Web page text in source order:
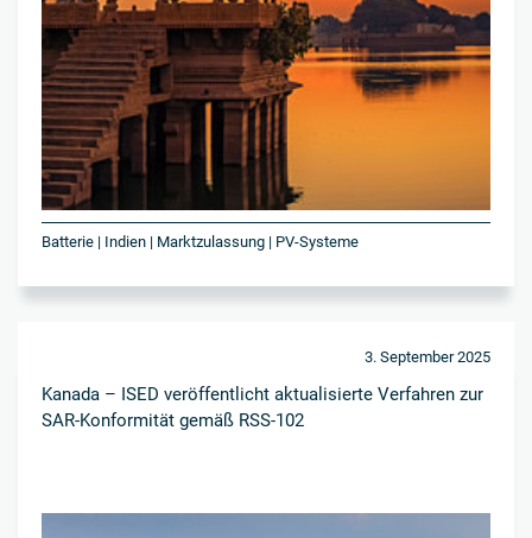
Batterie | Indien | Marktzulassung | PV-Systeme
3. September 2025
Kanada – ISED veröffentlicht aktualisierte Verfahren zur
SAR-Konformität gemäß RSS-102